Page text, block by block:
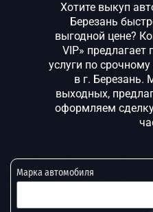
Хотите выкуп
Березань
выгодной цене?
VIP»
услуги по
в г. Березань.
выходных,
оформляем
Марка автомобиля